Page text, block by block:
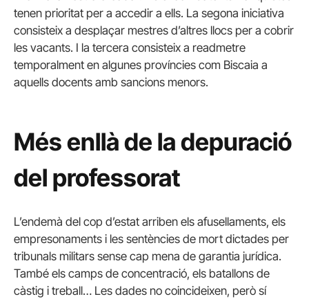
tenen prioritat per a accedir a ells. La segona iniciativa
consisteix a desplaçar mestres d’altres llocs per a cobrir
les vacants. I la tercera consisteix a readmetre
temporalment en algunes províncies com Biscaia a
aquells docents amb sancions menors.
Més enllà de la depuració
del professorat
L’endemà del cop d’estat arriben els afusellaments, els
empresonaments i les sentències de mort dictades per
tribunals militars sense cap mena de garantia jurídica.
També els camps de concentració, els batallons de
càstig i treball… Les dades no coincideixen, però sí